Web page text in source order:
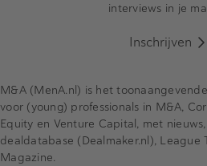
interviews in je
Inschrijven
M&A (MenA.nl) is het
voor (young) professionals in M&A,
Equity en Venture Capital, met
dealdatabase (Dealmaker.nl), League
Magazine.